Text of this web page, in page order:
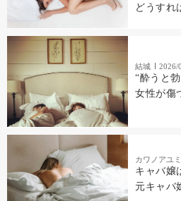
どうすれ
結城 2026/
“酔うと
女性が傷
カワノアユミ
キャバ嬢
元キャバ